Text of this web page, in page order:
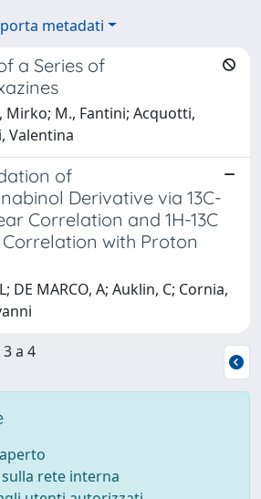
metadati
a Series of
Mirko; M., Fantini; Acquotti,
Valentina
of
Derivative via 13C-
Correlation and 1H-13C
with Proton
DE MARCO, A; Auklin, C; Cornia,
a 4
rete interna